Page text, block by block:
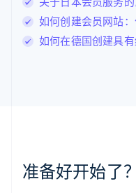
如何创建会员网站
如何在德国创建具
准备好开始了？
罗马尼亚
English
挪威